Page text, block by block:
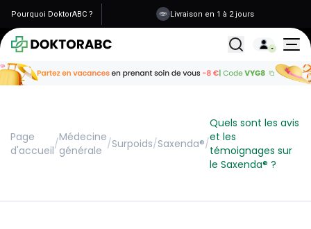
Pourquoi DoktorABC ? Livraison en 1 à 2 jours
Tous les
Page
d'accueil/Médecine
générale /Surpoids/Saxenda®/
Quels sont les avis
et les
témoignages sur
le Saxenda® ?